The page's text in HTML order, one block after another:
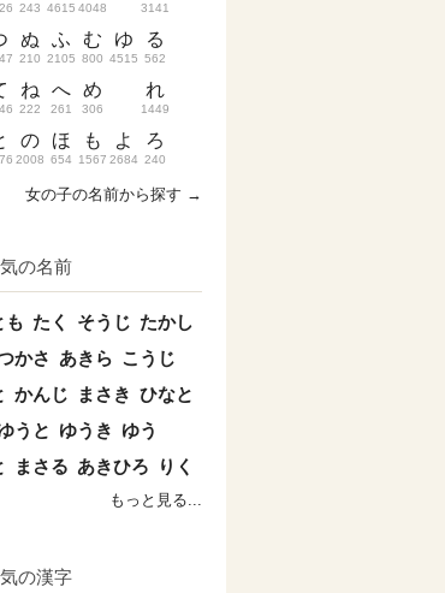
243
ぬ
210
ね
222
の
2008
4615
ふ
2105
へ
261
ほ
654
4048
む
800
め
306
も
1567
ゆ
4515
よ
2684
3141
る
562
れ
1449
ろ
240
女の子の名前から探す →
の名前
も たく そうじ たかし
かさ あきら こうじ
かんじ まさき ひなと
うと ゆうき ゆう
まさる あきひろ りく
もっと見る...
の漢字